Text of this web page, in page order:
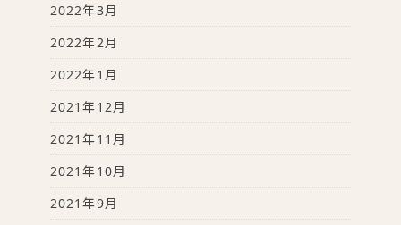
2022年3月
2022年2月
2022年1月
2021年12月
2021年11月
2021年10月
2021年9月